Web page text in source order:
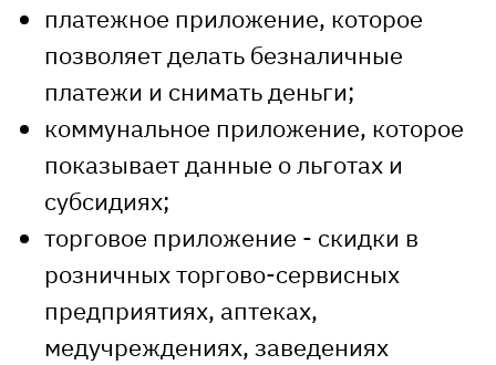
платежное приложение, которое
позволяет делать безналичные
платежи и снимать деньги;
коммунальное приложение, которое
показывает данные о льготах и
субсидиях;
торговое приложение - скидки в
розничных торгово-сервисных
предприятиях, аптеках,
медучреждениях, заведениях